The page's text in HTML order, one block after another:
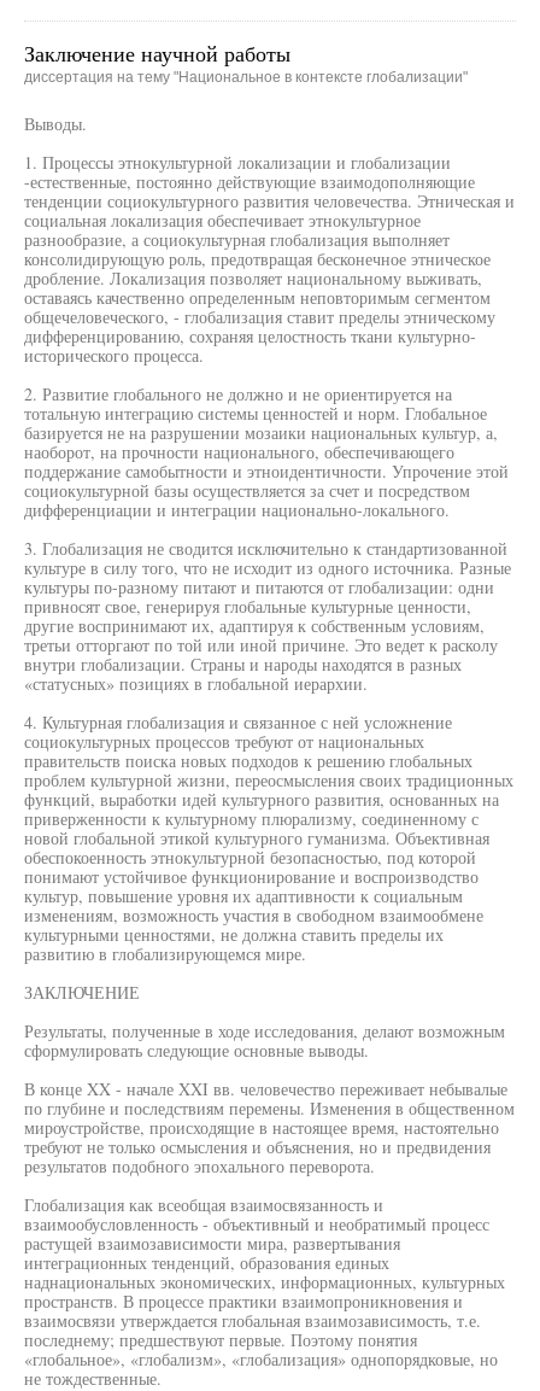
Заключение научной работы
диссертация на тему "Национальное в контексте глобализации"
Выводы.
1. Процессы этнокультурной локализации и глобализации
-естественные, постоянно действующие взаимодополняющие
тенденции социокультурного развития человечества. Этническая и
социальная локализация обеспечивает этнокультурное
разнообразие, а социокультурная глобализация выполняет
консолидирующую роль, предотвращая бесконечное этническое
дробление. Локализация позволяет национальному выживать,
оставаясь качественно определенным неповторимым сегментом
общечеловеческого, - глобализация ставит пределы этническому
дифференцированию, сохраняя целостность ткани культурно-
исторического процесса.
2. Развитие глобального не должно и не ориентируется на
тотальную интеграцию системы ценностей и норм. Глобальное
базируется не на разрушении мозаики национальных культур, а,
наоборот, на прочности национального, обеспечивающего
поддержание самобытности и этноидентичности. Упрочение этой
социокультурной базы осуществляется за счет и посредством
дифференциации и интеграции национально-локального.
3. Глобализация не сводится исключительно к стандартизованной
культуре в силу того, что не исходит из одного источника. Разные
культуры по-разному питают и питаются от глобализации: одни
привносят свое, генерируя глобальные культурные ценности,
другие воспринимают их, адаптируя к собственным условиям,
третьи отторгают по той или иной причине. Это ведет к расколу
внутри глобализации. Страны и народы находятся в разных
«статусных» позициях в глобальной иерархии.
4. Культурная глобализация и связанное с ней усложнение
социокультурных процессов требуют от национальных
правительств поиска новых подходов к решению глобальных
проблем культурной жизни, переосмысления своих традиционных
функций, выработки идей культурного развития, основанных на
приверженности к культурному плюрализму, соединенному с
новой глобальной этикой культурного гуманизма. Объективная
обеспокоенность этнокультурной безопасностью, под которой
понимают устойчивое функционирование и воспроизводство
культур, повышение уровня их адаптивности к социальным
изменениям, возможность участия в свободном взаимообмене
культурными ценностями, не должна ставить пределы их
развитию в глобализирующемся мире.
ЗАКЛЮЧЕНИЕ
Результаты, полученные в ходе исследования, делают возможным
сформулировать следующие основные выводы.
В конце XX - начале XXI вв. человечество переживает небывалые
по глубине и последствиям перемены. Изменения в общественном
мироустройстве, происходящие в настоящее время, настоятельно
требуют не только осмысления и объяснения, но и предвидения
результатов подобного эпохального переворота.
Глобализация как всеобщая взаимосвязанность и
взаимообусловленность - объективный и необратимый процесс
растущей взаимозависимости мира, развертывания
интеграционных тенденций, образования единых
наднациональных экономических, информационных, культурных
пространств. В процессе практики взаимопроникновения и
взаимосвязи утверждается глобальная взаимозависимость, т.е.
последнему; предшествуют первые. Поэтому понятия
«глобальное», «глобализм», «глобализация» однопорядковые, но
не тождественные.